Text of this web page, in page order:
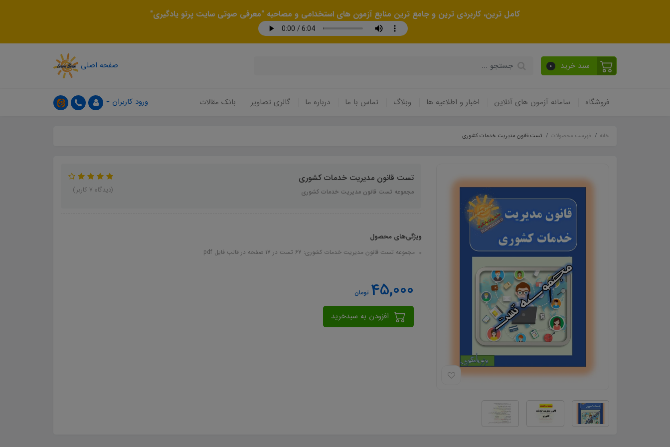
کامل ترین، کاربردی ترین و جامع ترین منابع آزمون های استخدامی و مصاحبه "معرفی صوتی سایت پرتو یادگیری"
سبد خرید 0 صفحه اصلی
فروشگاه سامانه آزمون های آنلاین اخبار و اطلاعیه ها وبلاگ تماس با ما درباره ما گالری تصاویر بانک مقالات ورود کاربران
خانه فهرست محصولات تست قانون مدیریت خدمات کشوری
تست قانون مدیریت خدمات کشوری
مجموعه تست قانون مدیریت خدمات کشوری (دیدگاه 7 کاربر)
ویژگی‌های محصول
مجموعه تست قانون مدیریت خدمات کشوری: 67 تست در 17 صفحه در قالب فایل pdf
45,000 تومان